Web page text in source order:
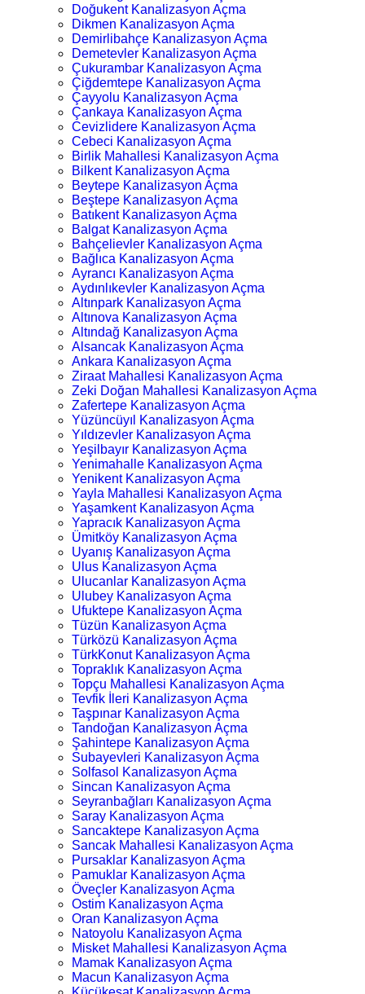
Doğukent Kanalizasyon Açma
Dikmen Kanalizasyon Açma
Demirlibahçe Kanalizasyon Açma
Demetevler Kanalizasyon Açma
Çukurambar Kanalizasyon Açma
Çiğdemtepe Kanalizasyon Açma
Çayyolu Kanalizasyon Açma
Çankaya Kanalizasyon Açma
Cevizlidere Kanalizasyon Açma
Cebeci Kanalizasyon Açma
Birlik Mahallesi Kanalizasyon Açma
Bilkent Kanalizasyon Açma
Beytepe Kanalizasyon Açma
Beştepe Kanalizasyon Açma
Batıkent Kanalizasyon Açma
Balgat Kanalizasyon Açma
Bahçelievler Kanalizasyon Açma
Bağlıca Kanalizasyon Açma
Ayrancı Kanalizasyon Açma
Aydınlıkevler Kanalizasyon Açma
Altınpark Kanalizasyon Açma
Altınova Kanalizasyon Açma
Altındağ Kanalizasyon Açma
Alsancak Kanalizasyon Açma
Ankara Kanalizasyon Açma
Ziraat Mahallesi Kanalizasyon Açma
Zeki Doğan Mahallesi Kanalizasyon Açma
Zafertepe Kanalizasyon Açma
Yüzüncüyıl Kanalizasyon Açma
Yıldızevler Kanalizasyon Açma
Yeşilbayır Kanalizasyon Açma
Yenimahalle Kanalizasyon Açma
Yenikent Kanalizasyon Açma
Yayla Mahallesi Kanalizasyon Açma
Yaşamkent Kanalizasyon Açma
Yapracık Kanalizasyon Açma
Ümitköy Kanalizasyon Açma
Uyanış Kanalizasyon Açma
Ulus Kanalizasyon Açma
Ulucanlar Kanalizasyon Açma
Ulubey Kanalizasyon Açma
Ufuktepe Kanalizasyon Açma
Tüzün Kanalizasyon Açma
Türközü Kanalizasyon Açma
TürkKonut Kanalizasyon Açma
Topraklık Kanalizasyon Açma
Topçu Mahallesi Kanalizasyon Açma
Tevfik İleri Kanalizasyon Açma
Taşpınar Kanalizasyon Açma
Tandoğan Kanalizasyon Açma
Şahintepe Kanalizasyon Açma
Subayevleri Kanalizasyon Açma
Solfasol Kanalizasyon Açma
Sincan Kanalizasyon Açma
Seyranbağları Kanalizasyon Açma
Saray Kanalizasyon Açma
Sancaktepe Kanalizasyon Açma
Sancak Mahallesi Kanalizasyon Açma
Pursaklar Kanalizasyon Açma
Pamuklar Kanalizasyon Açma
Öveçler Kanalizasyon Açma
Ostim Kanalizasyon Açma
Oran Kanalizasyon Açma
Natoyolu Kanalizasyon Açma
Misket Mahallesi Kanalizasyon Açma
Mamak Kanalizasyon Açma
Macun Kanalizasyon Açma